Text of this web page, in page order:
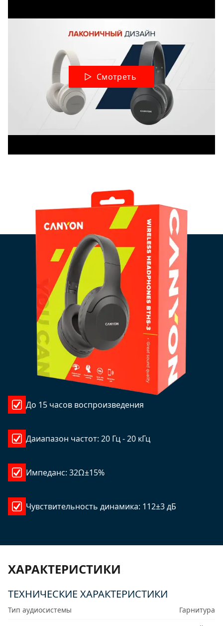
Смотреть
До 15 часов воспроизведения
Даиапазон частот: 20 Гц - 20 кГц
Импеданс: 32Ω±15%
Чувствительность динамика: 112±3 дБ
ХАРАКТЕРИСТИКИ
ТЕХНИЧЕСКИЕ ХАРАКТЕРИСТИКИ
Тип аудиосистемы
Гарнитура